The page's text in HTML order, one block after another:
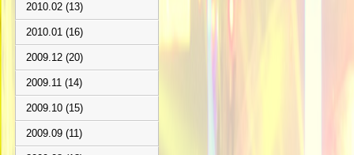
2010.02 (13)
2010.01 (16)
2009.12 (20)
2009.11 (14)
2009.10 (15)
2009.09 (11)